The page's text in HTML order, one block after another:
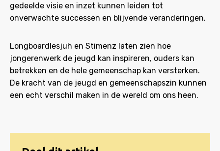
gedeelde visie en inzet kunnen leiden tot
onverwachte successen en blijvende veranderingen.
Longboardlesjuh en Stimenz laten zien hoe
jongerenwerk de jeugd kan inspireren, ouders kan
betrekken en de hele gemeenschap kan versterken.
De kracht van de jeugd en gemeenschapszin kunnen
een echt verschil maken in de wereld om ons heen.